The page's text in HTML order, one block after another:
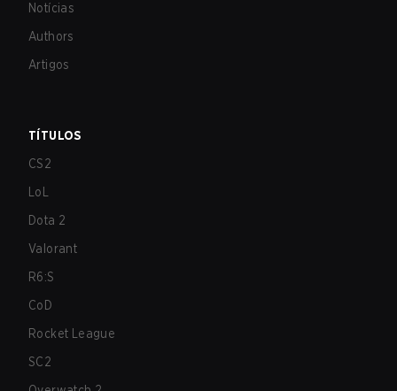
Notícias
Authors
Artigos
TÍTULOS
CS2
LoL
Dota 2
Valorant
R6:S
CoD
Rocket League
SC2